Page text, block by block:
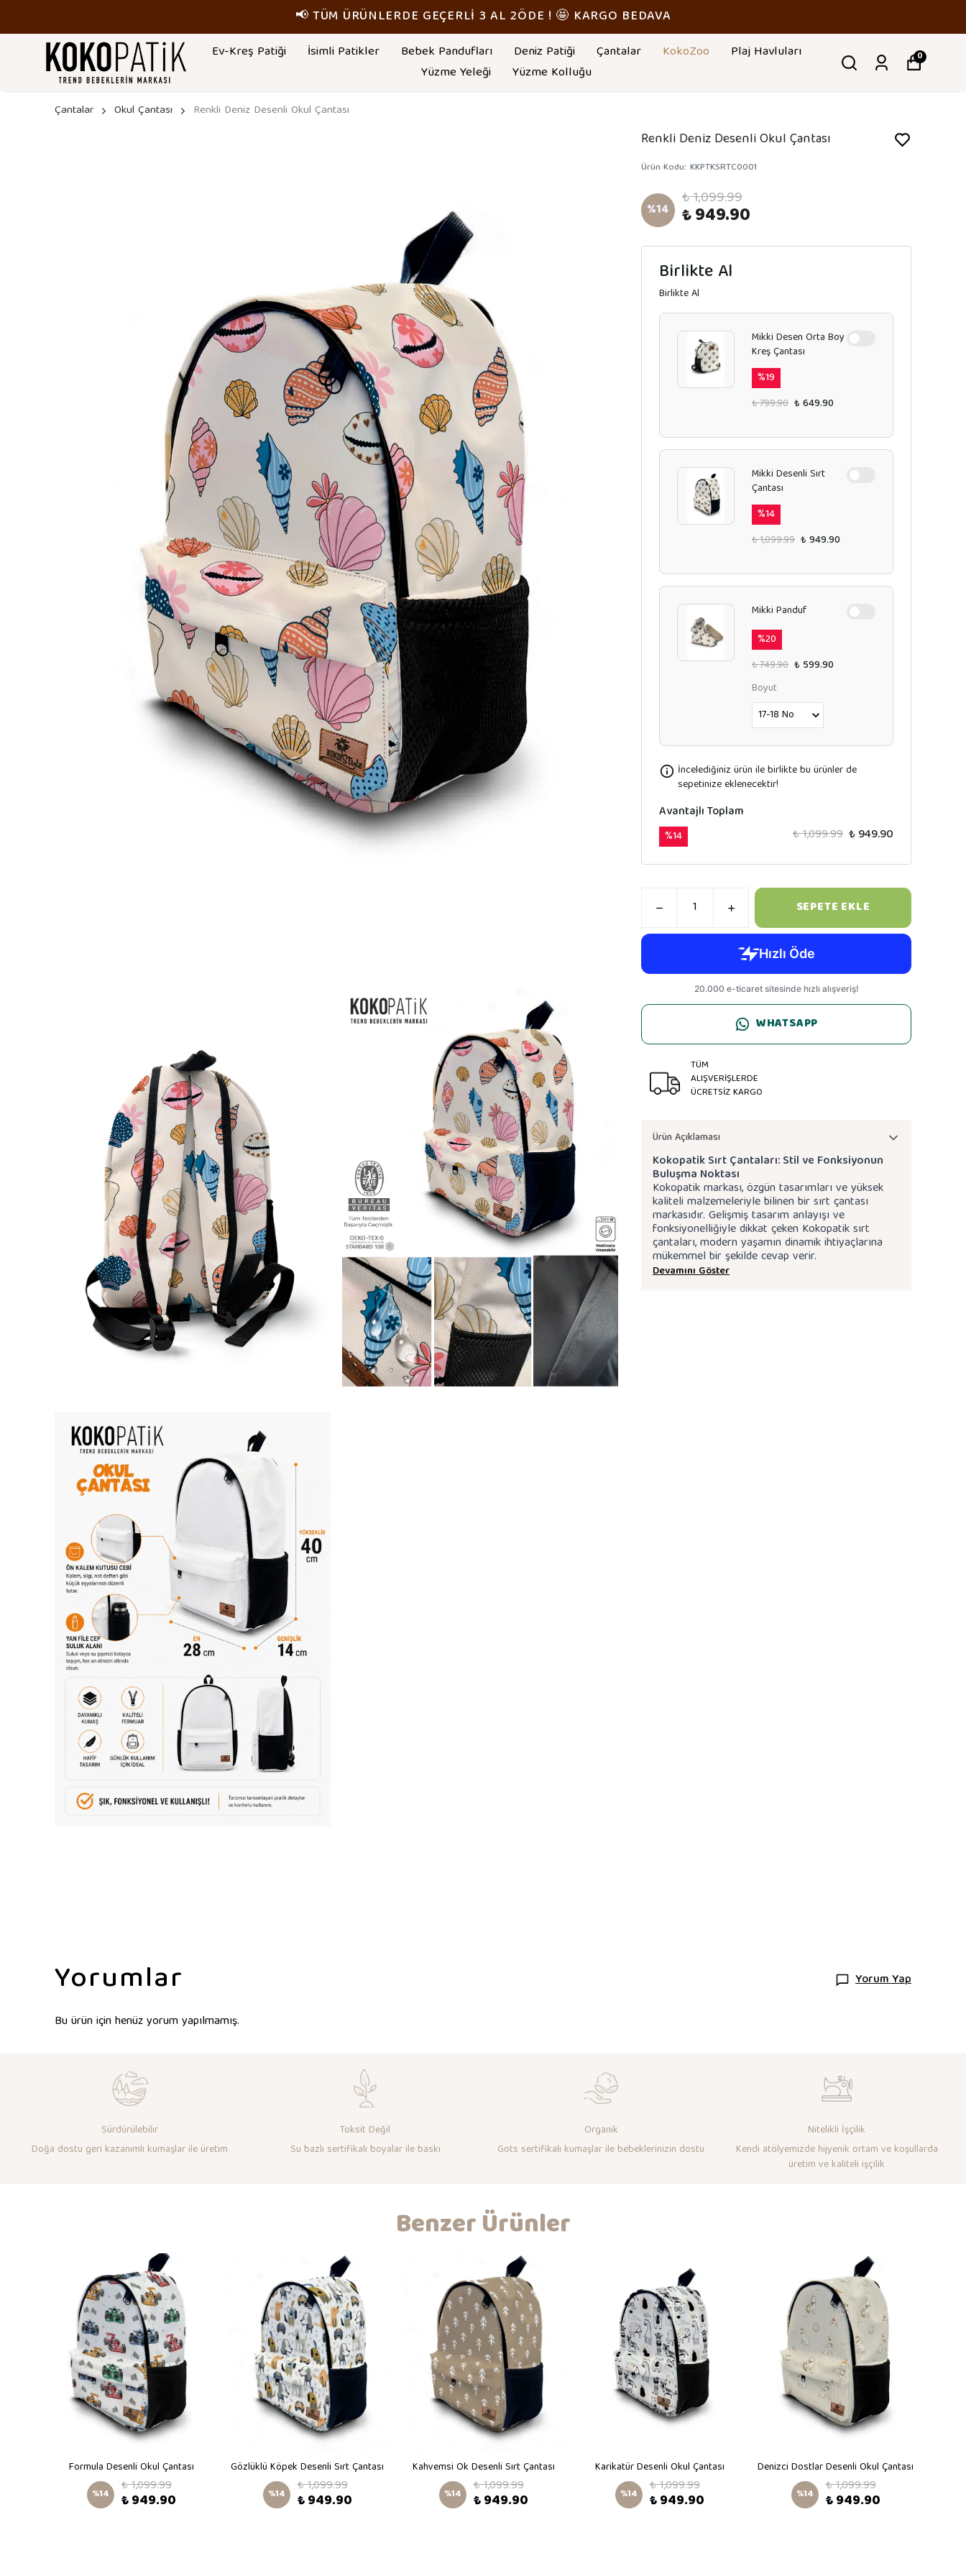
📢 TÜM ÜRÜNLERDE GEÇERLİ 3 AL 2ÖDE ! 🤩 KARGO BEDAVA
Ev-Kreş Patiği İsimli Patikler Bebek Pandufları Deniz Patiği Çantalar KokoZoo
Plaj Havluları
Yüzme Yeleği
Yüzme Kolluğu
0
Çantalar Okul Çantası Renkli Deniz Desenli Okul Çantası
Renkli Deniz Desenli Okul Çantası
Ürün Kodu: KKPTKSRTC0001
%14 ₺ 1,099.99
₺ 949.90
Birlikte Al
Birlikte Al
Mikki Desen Orta Boy
Kreş Çantası
%19
₺ 799.90 ₺ 649.90
Mikki Desenli Sırt
Çantası
%14
₺ 1,099.99 ₺ 949.90
Mikki Panduf
%20
₺ 749.90 ₺ 599.90
Boyut
İncelediğiniz ürün ile birlikte bu ürünler de
sepetinize eklenecektir!
Avantajlı Toplam
%14 ₺ 1,099.99 ₺ 949.90
SEPETE EKLE
WHATSAPP
TÜM
ALIŞVERİŞLERDE
ÜCRETSİZ KARGO
Ürün Açıklaması
Kokopatik Sırt Çantaları: Stil ve Fonksiyonun
Buluşma Noktası
Kokopatik markası, özgün tasarımları ve yüksek
kaliteli malzemeleriyle bilinen bir sırt çantası
markasıdır. Gelişmiş tasarım anlayışı ve
fonksiyonelliğiyle dikkat çeken Kokopatik sırt
çantaları, modern yaşamın dinamik ihtiyaçlarına
mükemmel bir şekilde cevap verir.
Devamını Göster
Yorumlar Yorum Yap
Bu ürün için henüz yorum yapılmamış.
Sürdürülebilir
Doğa dostu geri kazanımlı kumaşlar ile üretim
Toksit Değil
Su bazlı sertifikalı boyalar ile baskı
Organik
Gots sertifikalı kumaşlar ile bebeklerinizin dostu
Nitelikli İşçilik
Kendi atölyemizde hijyenik ortam ve koşullarda
üretim ve kaliteli işçilik
Benzer Ürünler
Formula Desenli Okul Çantası
%14 ₺ 1,099.99
₺ 949.90
Gözlüklü Köpek Desenli Sırt Çantası
%14 ₺ 1,099.99
₺ 949.90
Kahvemsi Ok Desenli Sırt Çantası
%14 ₺ 1,099.99
₺ 949.90
Karikatür Desenli Okul Çantası
%14 ₺ 1,099.99
₺ 949.90
Denizci Dostlar Desenli Okul Çantası
%14 ₺ 1,099.99
₺ 949.90